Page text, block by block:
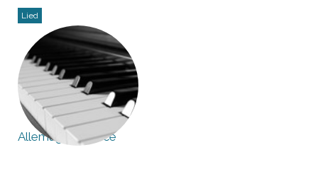
Lied
Allemagne France